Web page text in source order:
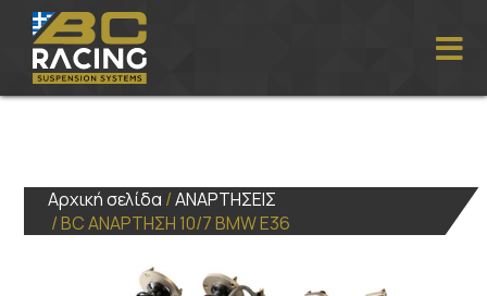
Αρχική σελίδα /ΑΝΑΡΤΗΣΕΙΣ
/ BC ΑΝΑΡΤΗΣΗ 10/7 BMW E36